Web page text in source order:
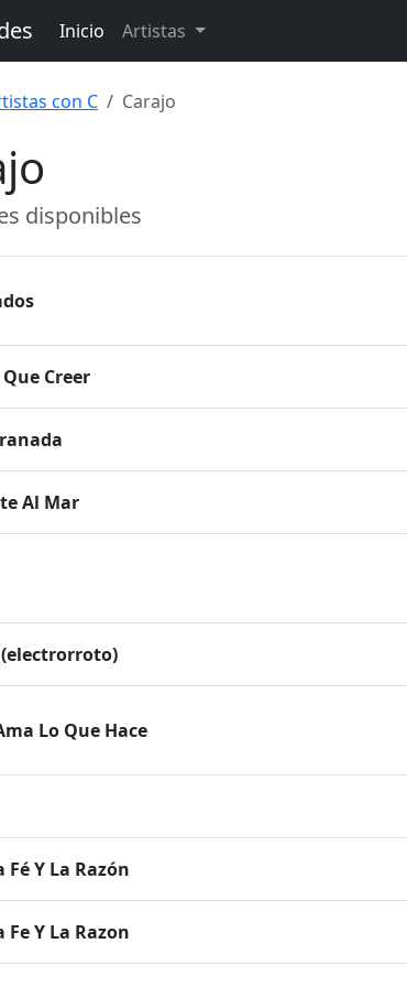
Inicio Artistas
con C Carajo
disponibles
Creer
Al Mar
(electrorroto)
Lo Que Hace
Fé Y La Razón
Fe Y La Razon